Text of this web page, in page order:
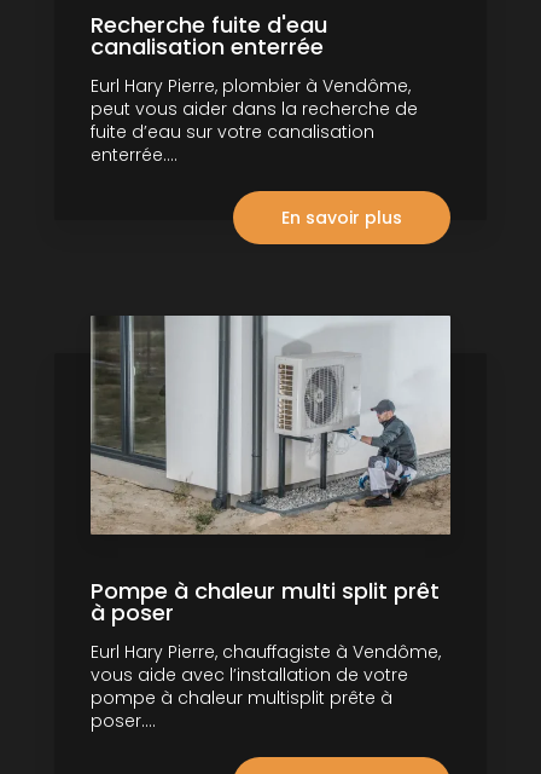
Recherche fuite d'eau
canalisation enterrée
Eurl Hary Pierre, plombier à Vendôme,
peut vous aider dans la recherche de
fuite d’eau sur votre canalisation
enterrée....
En savoir plus
Pompe à chaleur multi split prêt
à poser
Eurl Hary Pierre, chauffagiste à Vendôme,
vous aide avec l’installation de votre
pompe à chaleur multisplit prête à
poser....